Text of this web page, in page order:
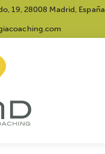
19, 28008 Madrid, España